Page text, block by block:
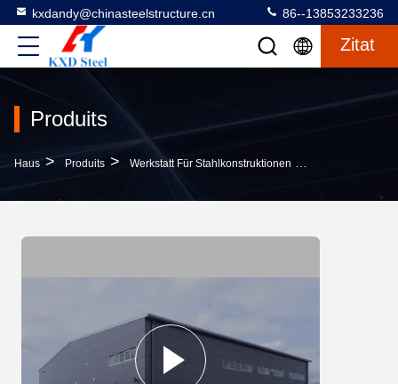
kxdandy@chinasteelstructure.cn 86--13853233236
Zitat
Produits
Haus > Produits > Werkstatt Für Stahlkonstruktionen >